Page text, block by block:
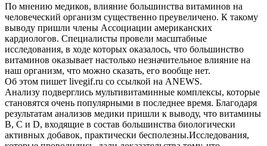
По мнению медиков, влияние большинства витаминов на
человеческий организм существенно преувеличено. К такому
выводу пришли члены Ассоциации американских
кардиологов. Специалисты провели масштабные
исследования, в ходе которых оказалось, что большинство
витаминов оказывает настолько незначительное влияние на
наш организм, что можно сказать, его вообще нет.
Об этом пишет livegif.ru со ссылкой на ANEWS.
Анализу подверглись мультивитаминные комплексы, которые
становятся очень популярными в последнее время. Благодаря
результатам анализов медики пришли к выводу, что витамины
B, C и D, входящие в состав большинства биологически
активных добавок, практически бесполезны.Исследования,